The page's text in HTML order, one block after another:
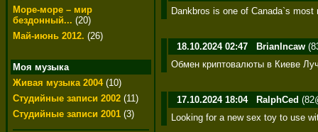
Море-море – мир
бездонный... (20)
Май-июнь 2012. (26)
Моя музыка
Живая музыка 2004(10)
Студийные записи 2002 (11)
Студийные записи 2001 (3)
Dankbros is one of Canada`s
18.10.2024 02:47 BrianIncaw
Обмен криптовалюты в Киеве
17.10.2024 18:04 RalphCed
Looking for a new sex toy to use